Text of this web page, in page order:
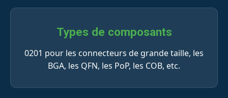
Types de composants
0201 pour les connecteurs de grande taille, les
BGA, les QFN, les PoP, les COB, etc.